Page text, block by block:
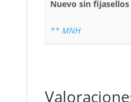
Nuevo sin fijasellos
** MNH